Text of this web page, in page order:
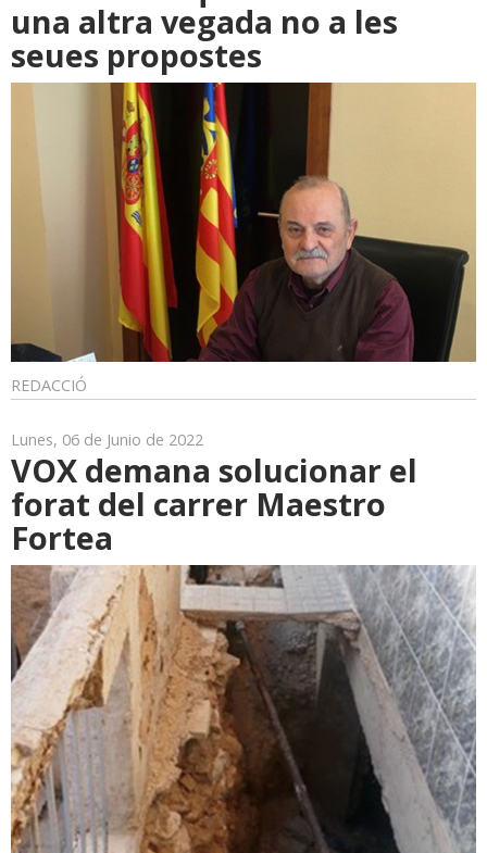
una altra vegada no a les
seues propostes
REDACCIÓ
Lunes, 06 de Junio de 2022
VOX demana solucionar el
forat del carrer Maestro
Fortea